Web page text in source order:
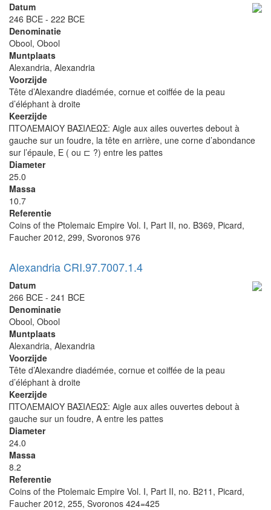
Datum
246 BCE - 222 BCE
Denominatie
Obool, Obool
Muntplaats
Alexandria, Alexandria
Voorzijde
Tête d’Alexandre diadémée, cornue et coiffée de la peau
d’éléphant à droite
Keerzijde
ΠΤΟΛΕΜΑΙΟΥ ΒΑΣΙΛΕΩΣ: Aigle aux ailes ouvertes debout à
gauche sur un foudre, la tête en arrière, une corne d’abondance
sur l’épaule, E ( ou ⊏ ?) entre les pattes
Diameter
25.0
Massa
10.7
Referentie
Coins of the Ptolemaic Empire Vol. I, Part II, no. B369, Picard,
Faucher 2012, 299, Svoronos 976
Alexandria CRI.97.7007.1.4
Datum
266 BCE - 241 BCE
Denominatie
Obool, Obool
Muntplaats
Alexandria, Alexandria
Voorzijde
Tête d’Alexandre diadémée, cornue et coiffée de la peau
d’éléphant à droite
Keerzijde
ΠΤΟΛΕΜΑΙΟΥ ΒΑΣΙΛΕΩΣ: Aigle aux ailes ouvertes debout à
gauche sur un foudre, A entre les pattes
Diameter
24.0
Massa
8.2
Referentie
Coins of the Ptolemaic Empire Vol. I, Part II, no. B211, Picard,
Faucher 2012, 255, Svoronos 424=425